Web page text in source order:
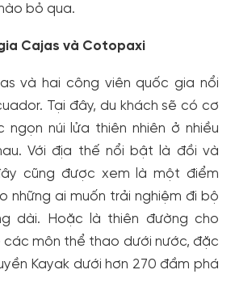
bỏ qua.
Cajas và Cotopaxi
và hai công viên quốc gia nổi
Tại đây, du khách sẽ có cơ
ngọn núi lửa thiên nhiên ở nhiều
Với địa thế nổi bật là đồi và
cũng được xem là một điểm
những ai muốn trải nghiệm đi bộ
dài. Hoặc là thiên đường cho
các môn thể thao dưới nước, đặc
Kayak dưới hơn 270 đầm phá